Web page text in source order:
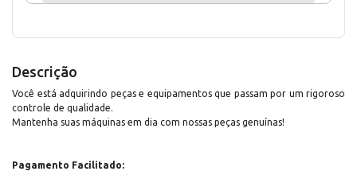
Descrição
Você está adquirindo peças e equipamentos que passam por um rigoroso
controle de qualidade.
Mantenha suas máquinas em dia com nossas peças genuínas!
Pagamento Facilitado: